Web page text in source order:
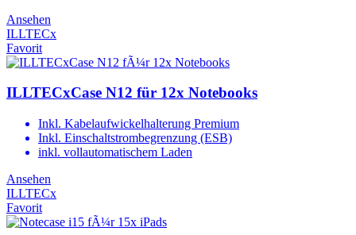
Ansehen
ILLTECx
Favorit
ILLTECxCase N12 für 12x Notebooks
Inkl. Kabelaufwickelhalterung Premium
Inkl. Einschaltstrombegrenzung (ESB)
inkl. vollautomatischem Laden
Ansehen
ILLTECx
Favorit